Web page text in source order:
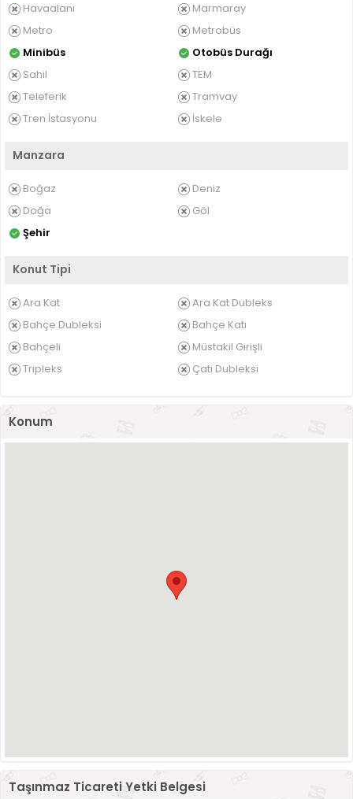
Havaalanı
Marmaray
Metro
Metrobüs
Minibüs
Otobüs Durağı
Sahil
TEM
Teleferik
Tramvay
Tren İstasyonu
İskele
Manzara
Boğaz
Deniz
Doğa
Göl
Şehir
Konut Tipi
Ara Kat
Ara Kat Dubleks
Bahçe Dubleksi
Bahçe Katı
Bahçeli
Müstakil Girişli
Tripleks
Çatı Dubleksi
Konum
Taşınmaz Ticareti Yetki Belgesi